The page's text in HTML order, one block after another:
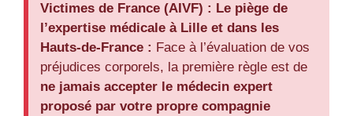
Victimes de France (AIVF) : Le piège de
l’expertise médicale à Lille et dans les
Hauts-de-France : Face à l’évaluation de vos
préjudices corporels, la première règle est de
ne jamais accepter le médecin expert
proposé par votre propre compagnie